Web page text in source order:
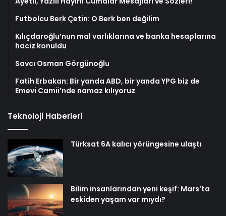
Futbolcu Berk Çetin: O Berk ben değilim
Kılıçdaroğlu’nun mal varlıklarına ve banka hesaplarına
haciz konuldu
Savcı Osman Görgünoğlu
Fatih Erbakan: Bir yanda ABD, bir yanda YPG biz de
Emevi Camii’nde namaz kılıyoruz
Teknoloji Haberleri
Türksat 6A kalıcı yörüngesine ulaştı
Bilim insanlarından yeni keşif: Mars’ta
eskiden yaşam var mıydı?